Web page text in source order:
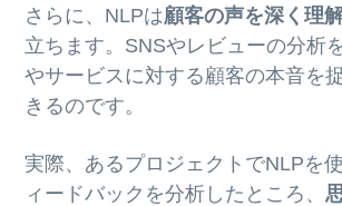
さらに、NLPは顧客の声を深く理
立ちます。SNSやレビューの分析
やサービスに対する顧客の本音を
きるのです。
実際、あるプロジェクトでNLPを
ィードバックを分析したところ、